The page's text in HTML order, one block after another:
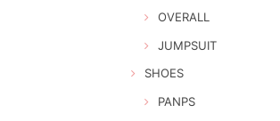
OVERALL
JUMPSUIT
SHOES
PANPS